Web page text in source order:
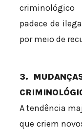
padece de
por meio de
3.
A tendência
que criem